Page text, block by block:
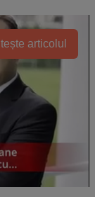
articolul